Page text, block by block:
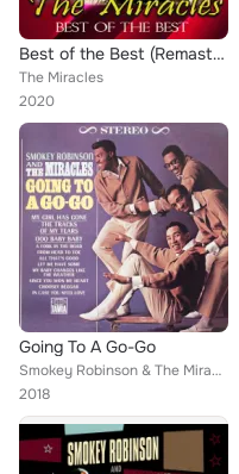
Best of the Best (Remastered)
The Miracles
2020
Going To A Go-Go
Smokey Robinson & The Miracles
2018